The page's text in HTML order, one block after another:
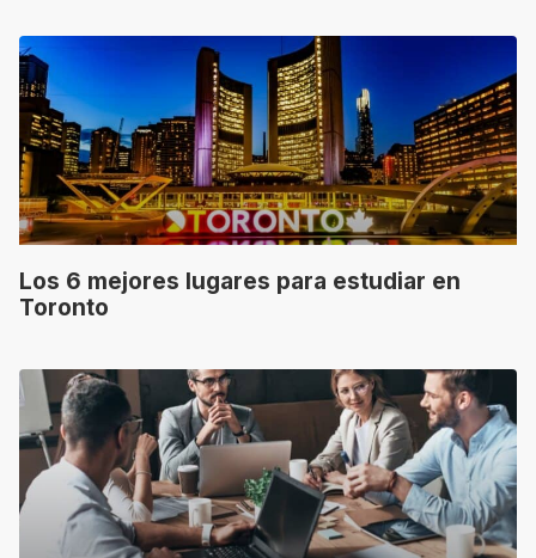
Los 6 mejores lugares para estudiar en
Toronto